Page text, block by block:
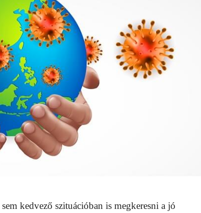
kedvező szituációban is megkeresni a jó